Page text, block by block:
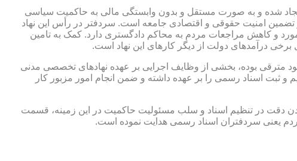
ایجاد شده و به صورت مستقل و بدون وابستگی مالی به حاکمیت سیاسی
تضمین امنیت حقوقی و اقتصادی جامعه است. سردفتر در رأس این نهاد
و کاهش مراجعات مردم به محاکم دادگستری دارد. کمک به تامین
درآمدهای دولت از دیگر کارهای این نهاد است.
مترقی بوده، بخشی از وظایف اجرایی بر عهده نهادهای تخصصی مدنی
ثبت اسناد رسمی را بر عهده داشته و ضمن انجام امور مزبور کار
دقت در تنظیم اسناد و سلب مسئولیت حاکمیت در این زمینه، قسمت
یعنی سردفتران اسناد رسمی هدایت نموده است.